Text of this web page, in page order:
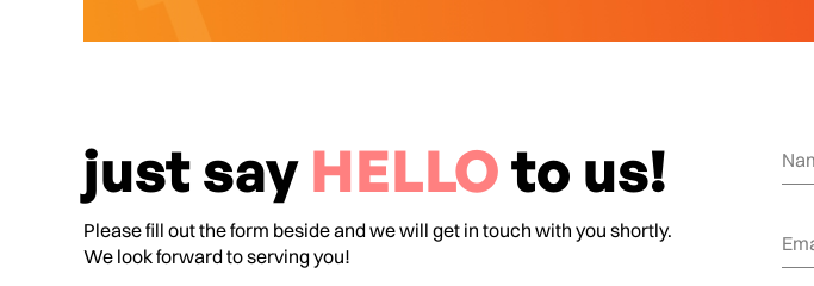
just say HELLOto us!
Please fill out the form beside and we will get in touch with you shortly.
We look forward to serving you!